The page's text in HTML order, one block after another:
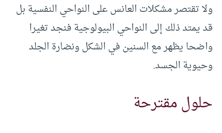
ولا تقتصر مشكلات العانس على النواحي النفسية بل
قد يمتد ذلك إلى النواحي البيولوجية فنجد تغيرا
واضحا يظهر مع السنين في الشكل ونضارة الجلد
وحيوية الجسد.
حلول مقترحة